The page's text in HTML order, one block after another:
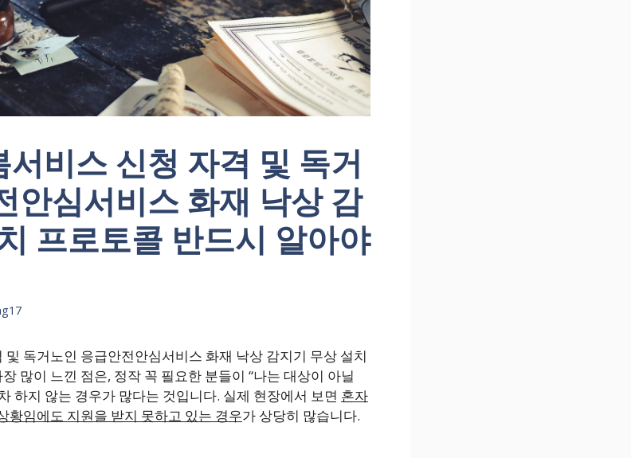
비스 신청 자격 및 독거
안심서비스 화재 낙상 감
프로토콜 반드시 알아야
독거노인 응급안전안심서비스 화재 낙상 감지기 무상 설치
많이 느낀 점은, 정작 꼭 필요한 분들이 “나는 대상이 아닐
하지 않는 경우가 많다는 것입니다. 실제 현장에서 보면 혼자
황임에도 지원을 받지 못하고 있는 경우가 상당히 많습니다.